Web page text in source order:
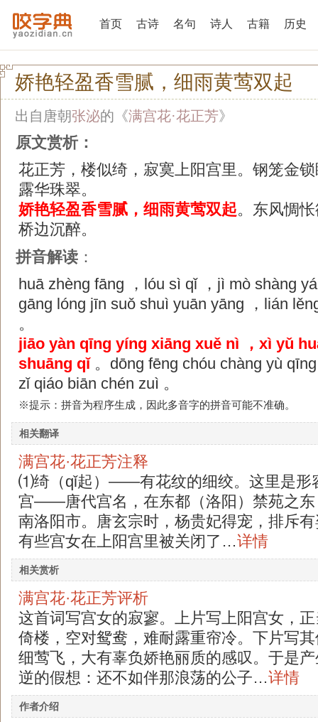
首页 古诗 名句 诗人 古籍 历史
娇艳轻盈香雪腻，细雨黄莺双起
出自唐朝张泌的《满宫花·花正芳》
原文赏析：
花正芳，楼似绮，寂寞上阳宫里。钢笼金
露华珠翠。
娇艳轻盈香雪腻，细雨黄莺双起。东风惆
桥边沉醉。
拼音解读 ：
huā zhèng fāng ，lóu sì qǐ ，jì mò shàng
gāng lóng jīn suǒ shuì yuān yāng ，lián
。
jiāo yàn qīng yíng xiāng xuě nì ，xì yǔ
shuāng qǐ 。dōng fēng chóu chàng yù
zǐ qiáo biān chén zuì 。
※提示：拼音为程序生成，因此多音字的拼音可能不准确。
相关翻译
满宫花·花正芳注释
⑴绮（qǐ起）——有花纹的细绞。这里是形
宫——唐代宫名，在东都（洛阳）禁苑之东
南洛阳市。唐玄宗时，杨贵妃得宠，排斥
有些宫女在上阳宫里被关闭了…详情
相关赏析
满宫花·花正芳评析
这首词写宫女的寂寥。上片写上阳宫女，
倚楼，空对鸳鸯，难耐露重帘冷。下片写
细莺飞，大有辜负娇艳丽质的感叹。于是
逆的假想：还不如伴那浪荡的公子…详情
作者介绍